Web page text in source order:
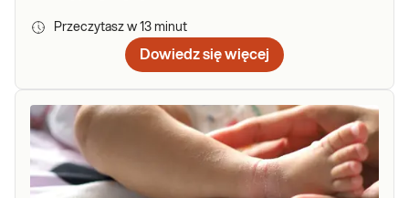
Przeczytasz w 13 minut
Dowiedz się więcej